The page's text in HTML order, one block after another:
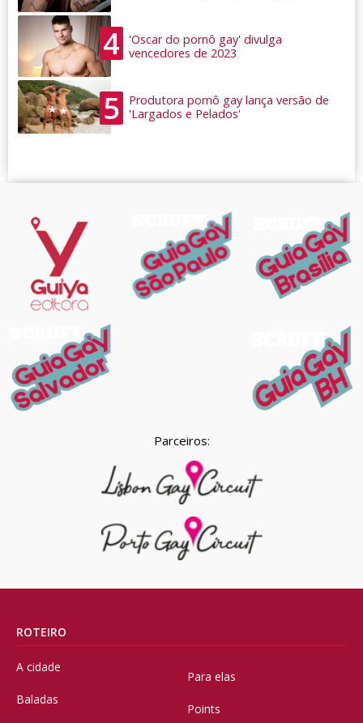
4
'Oscar do pornô gay' divulga
vencedores de 2023
5
Produtora pornô gay lança versão de
'Largados e Pelados'
Parceiros:
ROTEIRO
A cidade
Baladas
Para elas
Points